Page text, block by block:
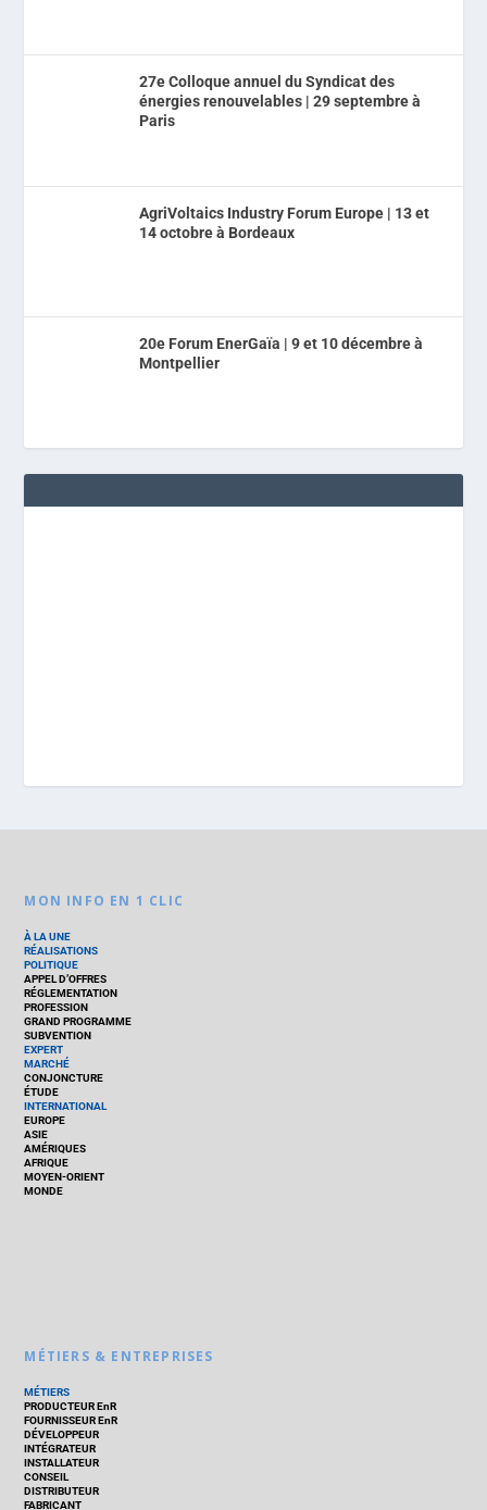
27e Colloque annuel du Syndicat des
énergies renouvelables | 29 septembre à
Paris
AgriVoltaics Industry Forum Europe | 13 et
14 octobre à Bordeaux
20e Forum EnerGaïa | 9 et 10 décembre à
Montpellier
MON INFO EN 1 CLIC
À LA UNE
RÉALISATIONS
POLITIQUE
APPEL D’OFFRES
RÉGLEMENTATION
PROFESSION
GRAND PROGRAMME
SUBVENTION
EXPERT
MARCHÉ
CONJONCTURE
ÉTUDE
INTERNATIONAL
EUROPE
ASIE
AMÉRIQUES
AFRIQUE
MOYEN-ORIENT
MONDE
MÉTIERS & ENTREPRISES
MÉTIERS
PRODUCTEUR EnR
FOURNISSEUR EnR
DÉVELOPPEUR
INTÉGRATEUR
INSTALLATEUR
CONSEIL
DISTRIBUTEUR
FABRICANT